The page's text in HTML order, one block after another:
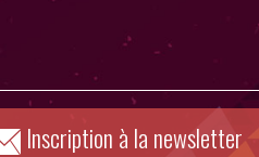
Inscription à la newsletter